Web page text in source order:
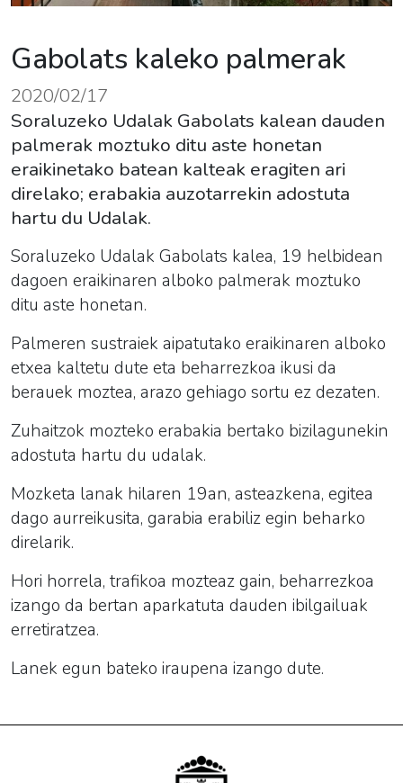
Gabolats kaleko palmerak
2020/02/17
Soraluzeko Udalak Gabolats kalean dauden
palmerak moztuko ditu aste honetan
eraikinetako batean kalteak eragiten ari
direlako; erabakia auzotarrekin adostuta
hartu du Udalak.
Soraluzeko Udalak Gabolats kalea, 19 helbidean
dagoen eraikinaren alboko palmerak moztuko
ditu aste honetan.
Palmeren sustraiek aipatutako eraikinaren alboko
etxea kaltetu dute eta beharrezkoa ikusi da
berauek moztea, arazo gehiago sortu ez dezaten.
Zuhaitzok mozteko erabakia bertako bizilagunekin
adostuta hartu du udalak.
Mozketa lanak hilaren 19an, asteazkena, egitea
dago aurreikusita, garabia erabiliz egin beharko
direlarik.
Hori horrela, trafikoa mozteaz gain, beharrezkoa
izango da bertan aparkatuta dauden ibilgailuak
erretiratzea.
Lanek egun bateko iraupena izango dute.